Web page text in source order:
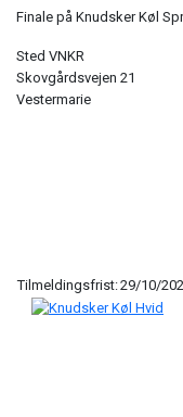
Finale på Knudsker Køl
Sted VNKR
Skovgårdsvejen 21
Vestermarie
Tilmeldingsfrist:29/10/